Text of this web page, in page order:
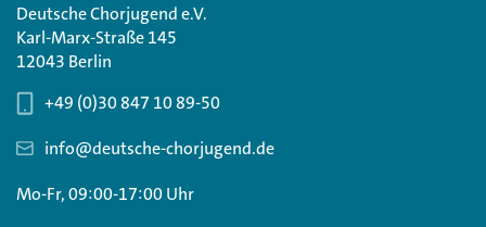
Deutsche Chorjugend e.V.
Karl-Marx-Straße 145
12043 Berlin
+49 (0)30 847 10 89-50
info@deutsche-chorjugend.de
Mo-Fr, 09:00-17:00 Uhr